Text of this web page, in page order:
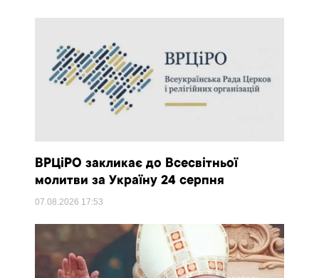
ВРЦіРО закликає до Всесвітньої
молитви за Україну 24 серпня
07.08.2026 17:53